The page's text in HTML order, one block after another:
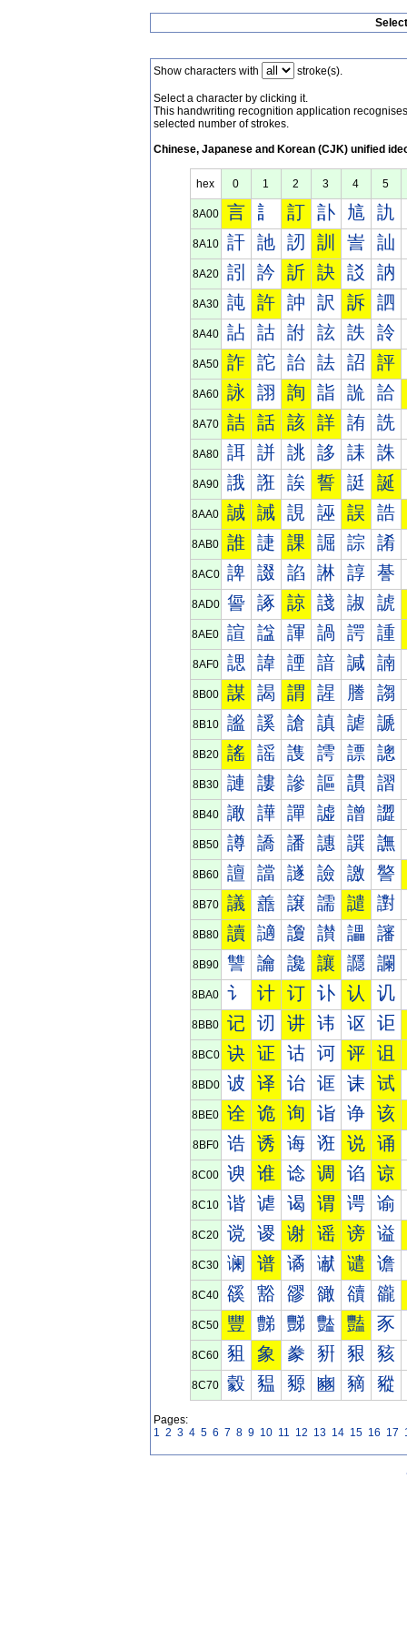
Show characters with stroke(s).
Select a character by clicking it.
This handwriting recognition application
selected number of strokes.
Chinese, Japanese and Korean (CJK) unified
hex 0 1 2 3 4 5
8A00 言 訁 訂 訃 訄 訅
8A10 訐 訑 訒 訓 訔 訕
8A20 訠 訡 訢 訣 訤 訥
8A30 訰 許 訲 訳 訴 訵
8A40 詀 詁 詂 詃 詄 詅
8A50 詐 詑 詒 詓 詔 評
8A60 詠 詡 詢 詣 詤 詥
8A70 詰 話 該 詳 詴 詵
8A80 誀 誁 誂 誃 誄 誅
8A90 誐 誑 誒 誓 誔 誕
8AA0 誠 誡 誢 誣 誤 誥
8AB0 誰 誱 課 誳 誴 誵
8AC0 諀 諁 諂 諃 諄 諅
8AD0 諐 諑 諒 諓 諔 諕
8AE0 諠 諡 諢 諣 諤 諥
8AF0 諰 諱 諲 諳 諴 諵
8B00 謀 謁 謂 謃 謄 謅
8B10 謐 謑 謒 謓 謔 謕
8B20 謠 謡 謢 謣 謤 謥
8B30 謰 謱 謲 謳 謴 謵
8B40 譀 譁 譂 譃 譄 譅
8B50 譐 譑 譒 譓 譔 譕
8B60 譠 譡 譢 譣 譤 譥
8B70 議 譱 譲 譳 譴 譵
8B80 讀 讁 讂 讃 讄 讅
8B90 讐 讑 讒 讓 讔 讕
8BA0 讠 计 订 讣 认 讥
8BB0 记 讱 讲 讳 讴 讵
8BC0 诀 证 诂 诃 评 诅
8BD0 诐 译 诒 诓 诔 试
8BE0 诠 诡 询 诣 诤 该
8BF0 诰 诱 诲 诳 说 诵
8C00 谀 谁 谂 调 谄 谅
8C10 谐 谑 谒 谓 谔 谕
8C20 谠 谡 谢 谣 谤 谥
8C30 谰 谱 谲 谳 谴 谵
8C40 豀 豁 豂 豃 豄 豅
8C50 豐 豑 豒 豓 豔 豕
8C60 豠 象 豢 豣 豤 豥
8C70 豰 豱 豲 豳 豴 豵
Pages:
1 2 3 4 5 6 7 8 9 10 11 12 13 14 15 16 17